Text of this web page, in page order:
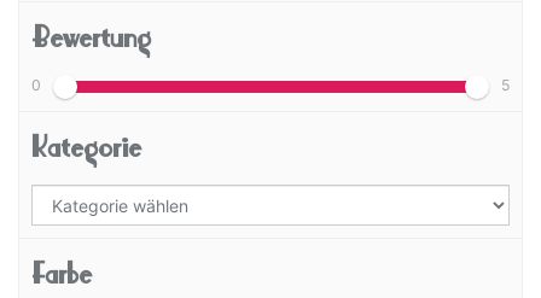
Bewertung
0 5
Kategorie
Farbe